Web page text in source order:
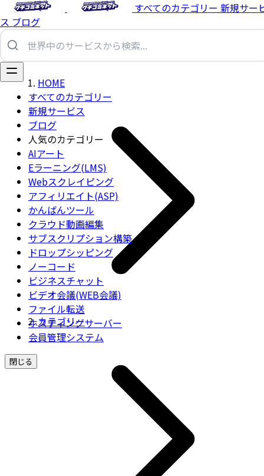
すべてのカテゴリー 新規サー
ス ブログ
すべてのカテゴリー
新規サービス
ブログ
人気のカテゴリー
AIアート
Eラーニング(LMS)
Webスクレイピング
アフィリエイト(ASP)
かんばんツール
クラウド動画編集
サブスクリプション構築
ドロップシッピング
ノーコード
ビジネスチャット
ビデオ会議(WEB会議)
ファイル転送
ホスティングサーバー
会員管理システム
閉じる
HOME
カテゴリー